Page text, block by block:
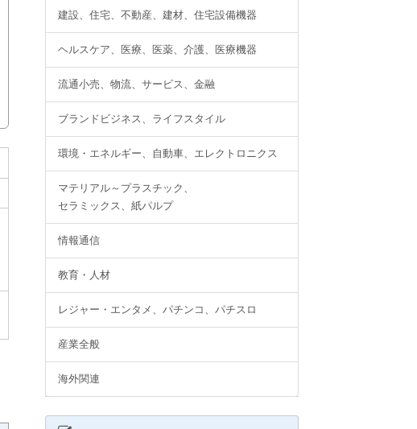
建設、住宅、不動産、建材、住宅設備機器
ヘルスケア、医療、医薬、介護、医療機器
流通小売、物流、サービス、金融
ブランドビジネス、ライフスタイル
環境・エネルギー、自動車、エレクトロニクス
マテリアル～プラスチック、
セラミックス、紙パルプ
情報通信
教育・人材
レジャー・エンタメ、パチンコ、パチスロ
産業全般
海外関連